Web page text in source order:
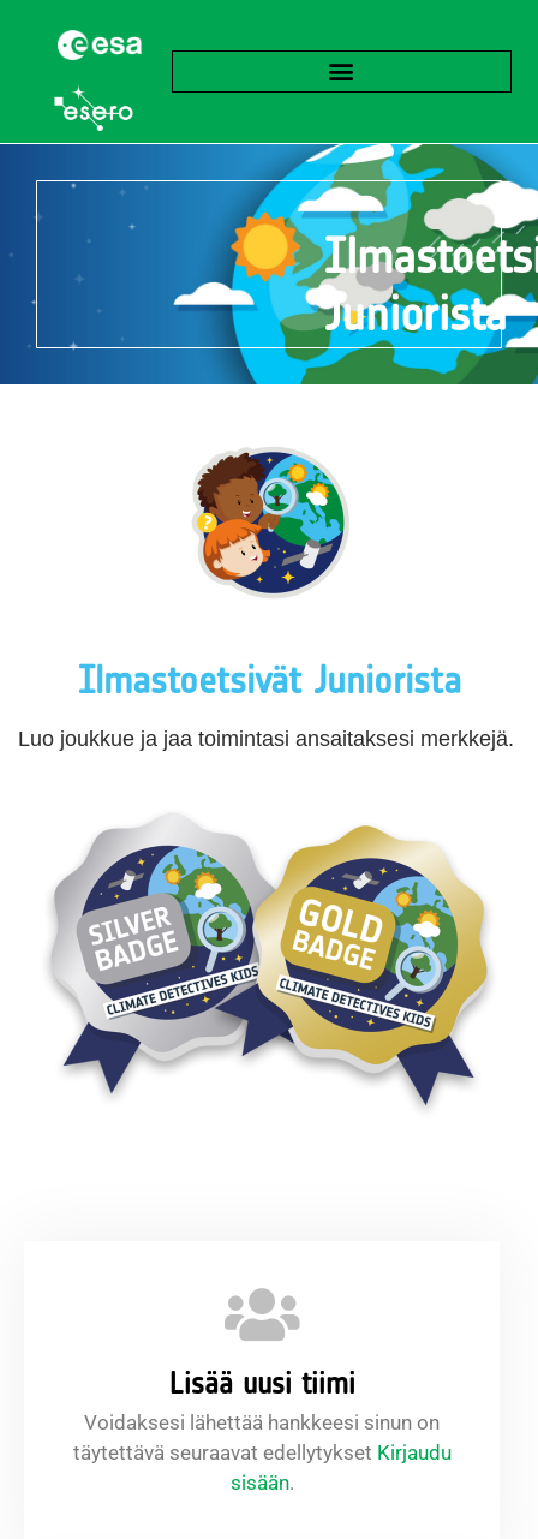
Juniorista
Ilmastoetsivät Juniorista
Luo joukkue ja jaa toimintasi ansaitaksesi merkkejä.
Lisää uusi tiimi
Voidaksesi lähettää hankkeesi sinun on
täytettävä seuraavat edellytykset Kirjaudu
sisään.